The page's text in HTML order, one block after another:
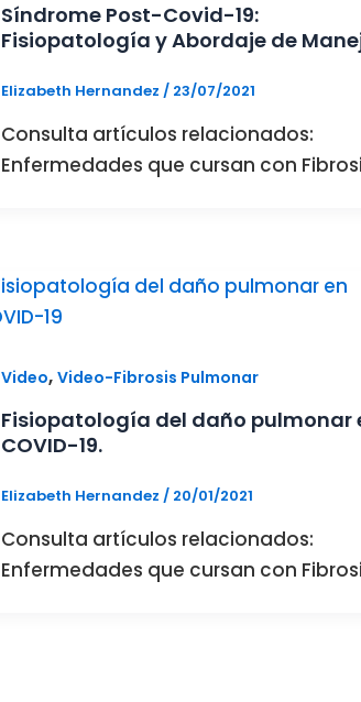
Síndrome Post-Covid-19:
Fisiopatología y Abordaje de
Elizabeth Hernandez/ 23/07/2021
Consulta artículos relacionados:
Enfermedades que cursan con
Video,Video-Fibrosis Pulmonar
Fisiopatología del daño pulmonar
COVID-19.
Elizabeth Hernandez/ 20/01/2021
Consulta artículos relacionados:
Enfermedades que cursan con